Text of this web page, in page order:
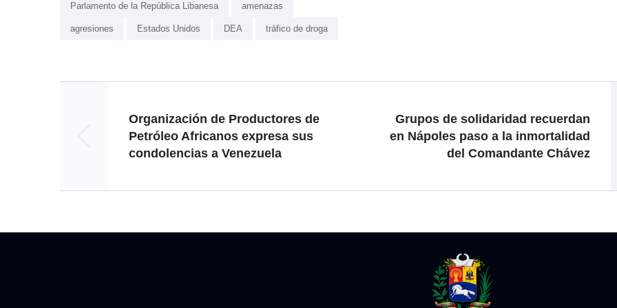
Parlamento de la República Libanesa amenazas
agresiones Estados Unidos DEA tráfico de droga
Organización de Productores de
Petróleo Africanos expresa sus
condolencias a Venezuela
Grupos de solidaridad recuerdan
en Nápoles paso a la inmortalidad
del Comandante Chávez